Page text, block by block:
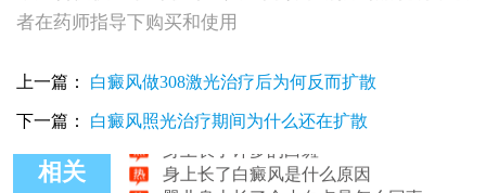
者在药师指导下购买和使用
上一篇： 白癜风做308激光治疗后为何反而扩散
下一篇： 白癜风照光治疗期间为什么还在扩散
相关
孩子身上长了白斑怎么治疗好
身上长了许多的白斑
身上长了白癜风是什么原因
婴儿身上长了个小白点是怎么回事